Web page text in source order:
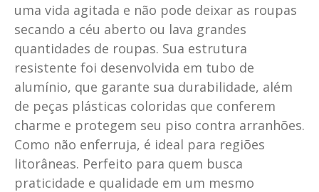
uma vida agitada e não pode deixar as roupas
secando a céu aberto ou lava grandes
quantidades de roupas. Sua estrutura
resistente foi desenvolvida em tubo de
alumínio, que garante sua durabilidade, além
de peças plásticas coloridas que conferem
charme e protegem seu piso contra arranhões.
Como não enferruja, é ideal para regiões
litorâneas. Perfeito para quem busca
praticidade e qualidade em um mesmo